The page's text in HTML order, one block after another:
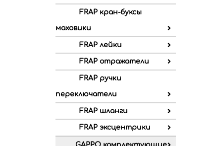
FRAP кран-буксы
маховики
FRAP лейки
FRAP отражатели
FRAP ручки
переключатели
FRAP шланги
FRAP эксцентрики